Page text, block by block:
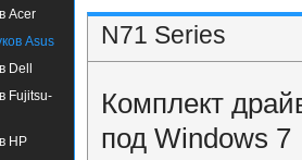
Acer
Asus
Dell
Fujitsu-
HP
N71 Series
Комплект
под Windows 7